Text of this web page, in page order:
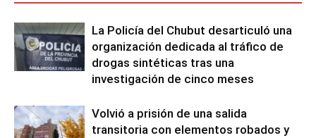
La Policía del Chubut desarticuló una
organización dedicada al tráfico de
drogas sintéticas tras una
investigación de cinco meses
Volvió a prisión de una salida
transitoria con elementos robados y